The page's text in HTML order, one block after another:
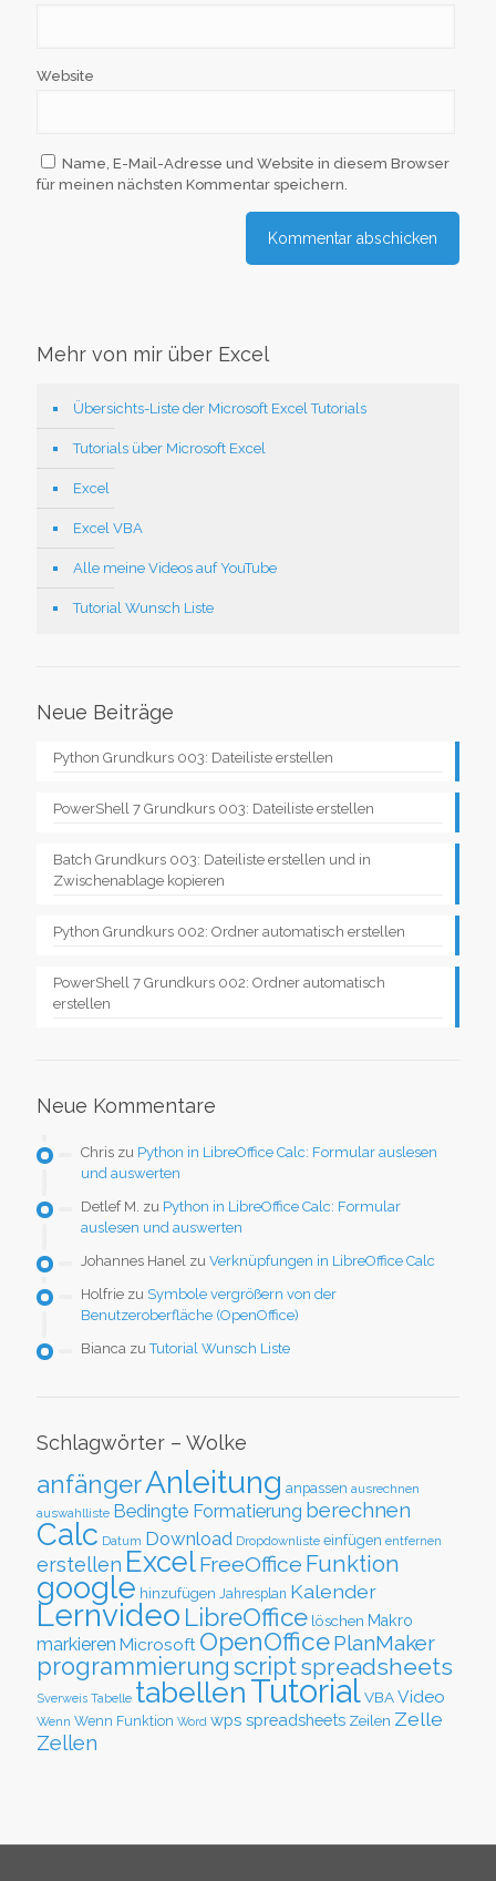
Website
Name, E-Mail-Adresse und Website in diesem Browser
für meinen nächsten Kommentar speichern.
Mehr von mir über Excel
Übersichts-Liste der Microsoft Excel Tutorials
Tutorials über Microsoft Excel
Excel
Excel VBA
Alle meine Videos auf YouTube
Tutorial Wunsch Liste
Neue Beiträge
Python Grundkurs 003: Dateiliste erstellen
PowerShell 7 Grundkurs 003: Dateiliste erstellen
Batch Grundkurs 003: Dateiliste erstellen und in
Zwischenablage kopieren
Python Grundkurs 002: Ordner automatisch erstellen
PowerShell 7 Grundkurs 002: Ordner automatisch
erstellen
Neue Kommentare
Chris zu Python in LibreOffice Calc: Formular auslesen
und auswerten
Detlef M. zu Python in LibreOffice Calc: Formular
auslesen und auswerten
Johannes Hanel zu Verknüpfungen in LibreOffice Calc
Holfrie zu Symbole vergrößern von der
Benutzeroberfläche (OpenOffice)
Bianca zuTutorial Wunsch Liste
Schlagwörter – Wolke
anfängerAnleitung anpassen ausrechnen
auswahlliste Bedingte Formatierung berechnen
Calc Datum Download Dropdownliste einfügen entfernen
erstellen ExcelFreeOffice Funktion
google hinzufügen Jahresplan Kalender
Lernvideo LibreOffice löschen Makro
markieren Microsoft OpenOfficePlanMaker
programmierung scriptspreadsheets
Sverweis Tabelle tabellenTutorialVBAVideo
Wenn Wenn Funktion Word wps spreadsheets Zeilen Zelle
Zellen